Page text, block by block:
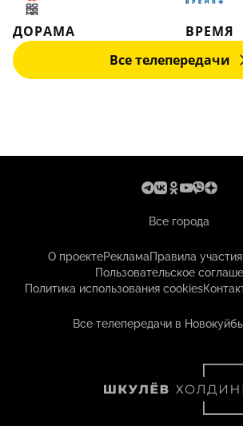
ДОРАМА
ВРЕМЯ
Все телепередачи
Все города
О проектеРекламаПравила
Пользовательское
Политика использования cookies
Все телепередачи в